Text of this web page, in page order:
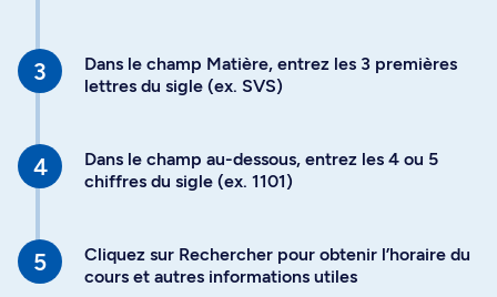
Dans le champ Matière, entrez les 3 premières
lettres du sigle (ex. SVS)
Dans le champ au-dessous, entrez les 4 ou 5
chiffres du sigle (ex. 1101)
Cliquez sur Rechercher pour obtenir l’horaire du
cours et autres informations utiles